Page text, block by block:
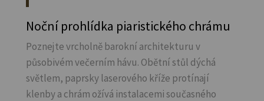
Noční prohlídka piaristického chrámu
Poznejte vrcholně barokní architekturu v
působivém večerním hávu. Obětní stůl dýchá
světlem, paprsky laserového kříže protínají
klenby a chrám ožívá instalacemi současného